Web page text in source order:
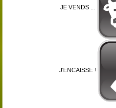
JE VENDS ...
J'ENCAISSE !